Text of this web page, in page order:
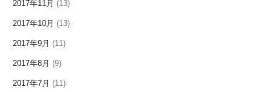
2017年11月 (13)
2017年10月 (13)
2017年9月 (11)
2017年8月 (9)
2017年7月 (11)